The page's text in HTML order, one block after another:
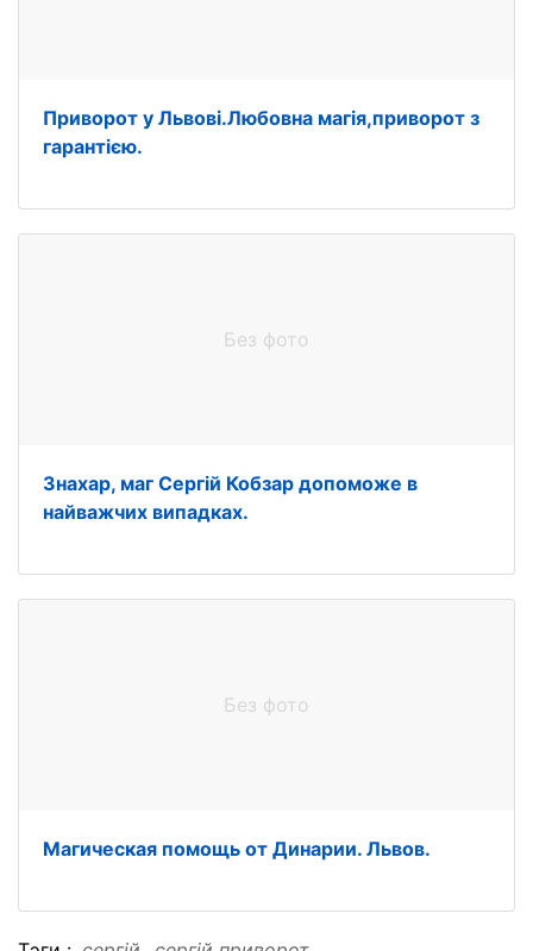
Приворот у Львові.Любовна магія,приворот з
гарантією.
Без фото
Знахар, маг Сергій Кобзар допоможе в
найважчих випадках.
Без фото
Магическая помощь от Динарии. Львов.